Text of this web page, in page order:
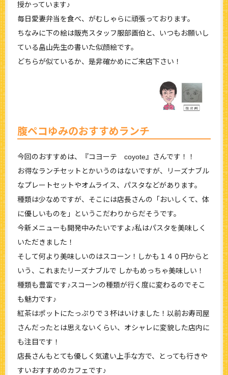
授かっています♪
毎日愛妻弁当を食べ、がむしゃらに頑張っております。
ちなみに下の絵は販売スタッフ服部画伯と、いつもお願いし
ている畠山先生の書いた似顔絵です。
どちらが似ているか、是非確かめにご来店下さい！
腹ペコゆみのおすすめランチ
今回のおすすめは、『コヨーテ coyote』さんです！！
お得なランチセットとかいうのはないですが、リーズナブル
なプレートセットやオムライス、パスタなどがあります。
種類は少なめですが、そこには店長さんの「おいしくて、体
に優しいものを」というこだわりからだそうです。
今新メニューも開発中みたいですよ♪私はパスタを美味しく
いただきました！
そして何より美味しいのはスコーン！しかも１４０円からと
いう、これまたリーズナブルで しかもめっちゃ美味しい！
種類も豊富です♪スコーンの種類が行く度に変わるのでそこ
も魅力です♪
紅茶はポットにたっぷりで３杯はいけました！以前お寿司屋
さんだったとは思えないくらい、オシャレに変貌した店内に
も注目です！
店長さんもとても優しく気遣い上手な方で、とっても行きや
すいおすすめのカフェです♪